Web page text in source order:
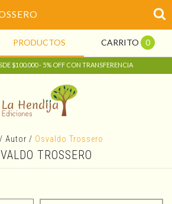
PRODUCTOS CARRITO 0
$100.000 - 5% OFF CON TRANSFERENCIA
/ Autor / Osvaldo Trossero
TROSSERO